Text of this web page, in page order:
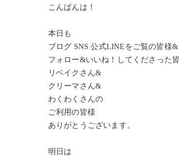
こんばんは！
本日も
ブログ SNS 公式LINEをご覧の皆様&
フォロー&いいね！してくださった
リベイクさん&
クリーマさん&
わくわくさんの
ご利用の皆様
ありがとうございます。
明日は